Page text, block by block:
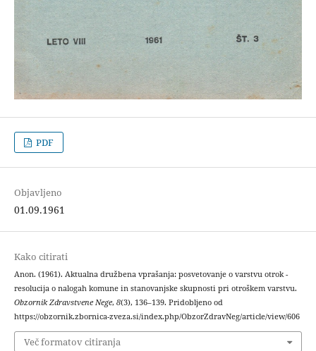
PDF
Objavljeno
01.09.1961
Kako citirati
Anon. (1961). Aktualna družbena vprašanja: posvetovanje o varstvu otrok -
resolucija o nalogah komune in stanovanjske skupnosti pri otroškem varstvu.
Obzornik Zdravstvene Nege, 8(3), 136–139. Pridobljeno od
https://obzornik.zbornica-zveza.si/index.php/ObzorZdravNeg/article/view/606
Več formatov citiranja